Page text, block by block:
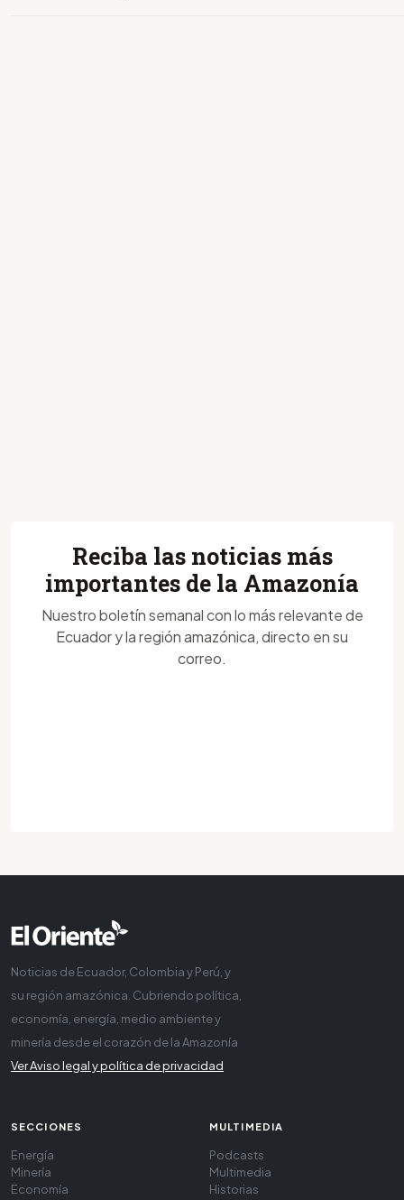
Reciba las noticias más
importantes de la Amazonía
Nuestro boletín semanal con lo más relevante de
Ecuador y la región amazónica, directo en su
correo.
Noticias de Ecuador, Colombia y Perú, y
su región amazónica. Cubriendo política,
economía, energía, medio ambiente y
minería desde el corazón de la Amazonía
Ver Aviso legal y política de privacidad
SECCIONES
Energía
Minería
Economía
MULTIMEDIA
Podcasts
Multimedia
Historias